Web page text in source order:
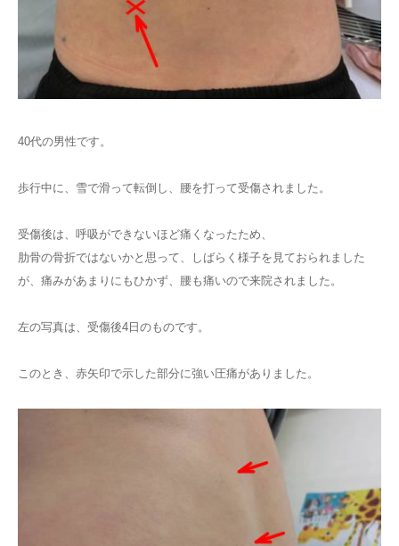
40代の男性です。
歩行中に、雪で滑って転倒し、腰を打って受傷されました。
受傷後は、呼吸ができないほど痛くなったため、
肋骨の骨折ではないかと思って、しばらく様子を見ておられました
が、痛みがあまりにもひかず、腰も痛いので来院されました。
左の写真は、受傷後4日のものです。
このとき、赤矢印で示した部分に強い圧痛がありました。